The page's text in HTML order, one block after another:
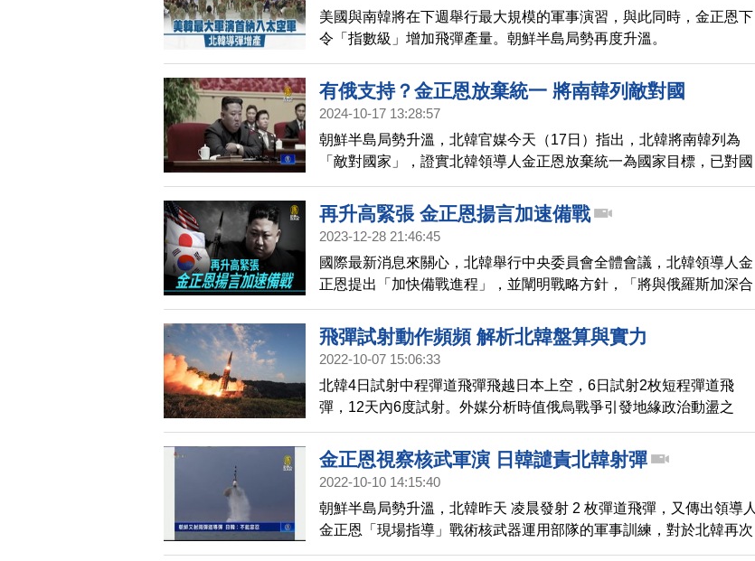
美國與南韓將在下週舉行最大規模的軍事演習，與此同時，金正恩下
令「指數級」增加飛彈產量。朝鮮半島局勢再度升溫。
有俄支持？金正恩放棄統一 將南韓列敵對國
2024-10-17 13:28:57
朝鮮半島局勢升溫，北韓官媒今天（17日）指出，北韓將南韓列為
「敵對國家」，證實北韓領導人金正恩放棄統一為國家目標，已對國
家憲法進行了修正。與此同時，俄羅斯還放話，要在北韓被侵略時提
供軍援。
再升高緊張 金正恩揚言加速備戰
2023-12-28 21:46:45
國際最新消息來關心，北韓舉行中央委員會全體會議，北韓領導人金
正恩提出「加快備戰進程」，並闡明戰略方針，「將與俄羅斯加深合
作以對抗美國」。雖然美日韓三國政府都尚未回應，不過因為先前北
韓頻頻發射飛彈，美日韓三國已經在這個月中啟動系統，共享對北韓
發射飛彈的即時訊息。
飛彈試射動作頻頻 解析北韓盤算與實力
2022-10-07 15:06:33
北韓4日試射中程彈道飛彈飛越日本上空，6日試射2枚短程彈道飛
彈，12天內6度試射。外媒分析時值俄烏戰爭引發地緣政治動盪之
際，平壤究竟有何盤算與實力。
金正恩視察核武軍演 日韓譴責北韓射彈
2022-10-10 14:15:40
朝鮮半島局勢升溫，北韓昨天 凌晨發射 2 枚彈道飛彈，又傳出領導人
金正恩「現場指導」戰術核武器運用部隊的軍事訓練，對於北韓再次
挑釁，日本表示不會一再容忍，南韓則強調加強韓美日三邊安全合